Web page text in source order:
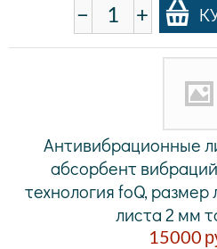
− +
Антивибрационные
абсорбент
технология foQ, размер
листа 2 мм
15000